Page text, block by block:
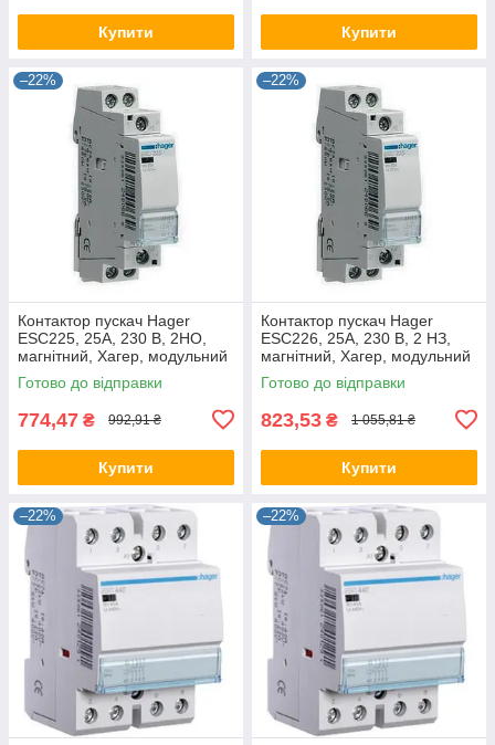
Купити Купити
–22%
Контактор пускач Hager
ESC225, 25A, 230 В, 2НО,
магнітний, Хагер, модульний
Готово до відправки
774,47 ₴ 992,91 ₴
Купити
–22%
Контактор пускач Hager
ESC226, 25A, 230 В, 2 НЗ,
магнітний, Хагер, модульний
Готово до відправки
823,53 ₴ 1 055,81 ₴
Купити
–22% –22%